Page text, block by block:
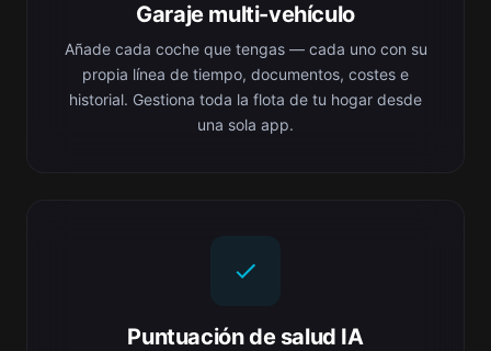
Garaje multi-vehículo
Añade cada coche que tengas — cada uno con su
propia línea de tiempo, documentos, costes e
historial. Gestiona toda la flota de tu hogar desde
una sola app.
Puntuación de salud IA